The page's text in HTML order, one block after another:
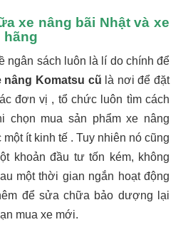
xe nâng bãi Nhật và xe
hãng
ngân sách luôn là lí do chính để
nâng Komatsu cũ là nơi để đặt
đơn vị , tổ chức luôn tìm cách
chọn mua sản phẩm xe nâng
ít kinh tế . Tuy nhiên nó cũng
khoản đầu tư tốn kém, không
một thời gian ngắn hoạt động
để sửa chữa bảo dượng lại
mua xe mới.